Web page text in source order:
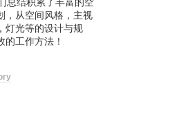
，从空间风格，主视
灯光等的设计与规
工作方法！